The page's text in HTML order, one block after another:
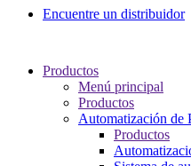
Encuentre un distribuidor
Productos
Menú principal
Productos
Automatización de
Productos